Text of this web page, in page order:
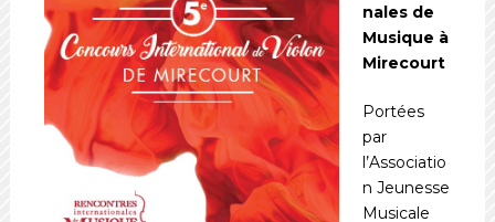
nales de
Musique à
Mirecourt
Portées
par
l’Associatio
n Jeunesse
Musicale